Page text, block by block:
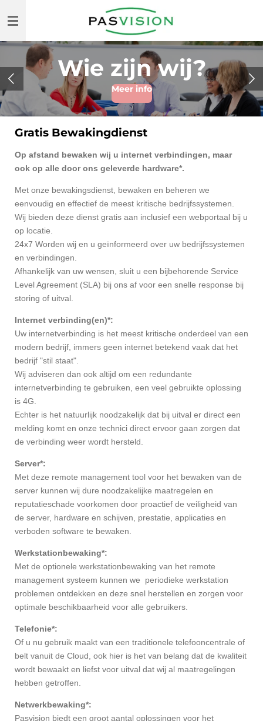
direct
hoofdinhoud Wie zijn wij?
Meer info
Gratis Bewakingdienst
Op afstand bewaken wij u internet verbindingen, maar
ook op alle door ons geleverde hardware*.
Met onze bewakingsdienst, bewaken en beheren we
eenvoudig en effectief de meest kritische bedrijfssystemen.
Wij bieden deze dienst gratis aan inclusief een webportaal bij u
op locatie.
24x7 Worden wij en u geïnformeerd over uw bedrijfssystemen
en verbindingen.
Afhankelijk van uw wensen, sluit u een bijbehorende Service
Level Agreement (SLA) bij ons af voor een snelle response bij
storing of uitval.
Internet verbinding(en)*:
Uw internetverbinding is het meest kritische onderdeel van een
modern bedrijf, immers geen internet betekend vaak dat het
bedrijf "stil staat".
Wij adviseren dan ook altijd om een redundante
internetverbinding te gebruiken, een veel gebruikte oplossing
is 4G.
Echter is het natuurlijk noodzakelijk dat bij uitval er direct een
melding komt en onze technici direct ervoor gaan zorgen dat
de verbinding weer wordt hersteld.
Server*:
Met deze remote management tool voor het bewaken van de
server kunnen wij dure noodzakelijke maatregelen en
reputatieschade voorkomen door proactief de veiligheid van
de server, hardware en schijven, prestatie, applicaties en
verboden software te bewaken.
Werkstationbewaking*:
Met de optionele werkstationbewaking van het remote
management systeem kunnen we periodieke werkstation
problemen ontdekken en deze snel herstellen en zorgen voor
optimale beschikbaarheid voor alle gebruikers.
Telefonie*:
Of u nu gebruik maakt van een traditionele telefooncentrale of
belt vanuit de Cloud, ook hier is het van belang dat de kwaliteit
wordt bewaakt en liefst voor uitval dat wij al maatregelingen
hebben getroffen.
Netwerkbewaking*:
Pasvision biedt een groot aantal oplossingen voor het